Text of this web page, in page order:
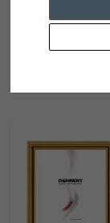
de 21,40 € *